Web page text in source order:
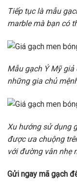
Tiếp tục là mẫu
marble mà bạn có
Mẫu gạch Ý Mỹ
những gia chủ
Xu hướng sử dụng
được ưa chuộng
với đường vân nhẹ
Gửi ngay mã gạch